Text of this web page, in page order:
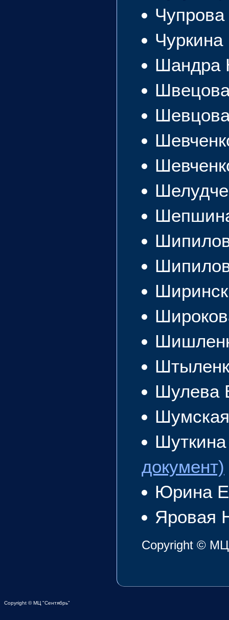
Шандра
Шулева
документ)
Юрина
Яровая
Copyright ©
Copyright © МЦ "Сентябрь"